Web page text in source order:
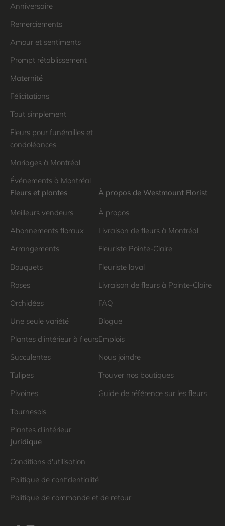
Anniversaire
Remerciements
Amour et sentiments
Prompt rétablissement
Maternité
Félicitations
Tout simplement
Fleurs pour funérailles et
condoléances
Mariages à Montréal
Événements à Montréal
Fleurs et plantes
Meilleurs vendeurs
Abonnements floraux
Arrangements
Bouquets
Roses
Orchidées
Une seule variété
Plantes d'intérieur à fleurs
Succulentes
Tulipes
Pivoines
Tournesols
Plantes d'intérieur
À propos de Westmount Florist
À propos
Livraison de fleurs à Montréal
Fleuriste Pointe-Claire
Fleuriste laval
Livraison de fleurs à Pointe-Claire
FAQ
Blogue
Emplois
Nous joindre
Trouver nos boutiques
Guide de référence sur les fleurs
Juridique
Conditions d'utilisation
Politique de confidentialité
Politique de commande et de retour